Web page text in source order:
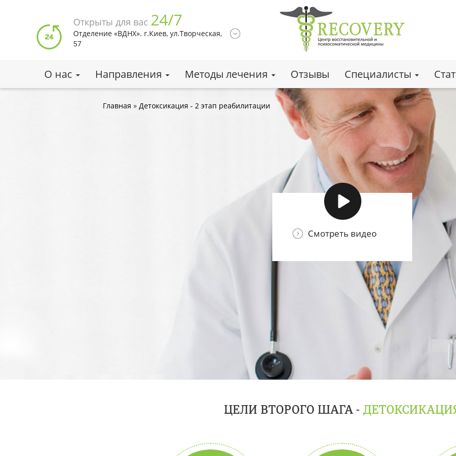
содержанию
Открыты для вас 24/7
Отделение «ВДНХ». г.Киев, ул.Творческая,
57
О нас Направления Методы лечения Отзывы Специалисты
Вы
Главная » Детоксикация - 2 этап реабилитации
ЦЕЛИ ВТОРОГО ШАГА -